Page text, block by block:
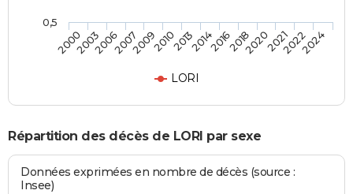
LORI
20002003200620072009201020132014201620182020202120222024
0,5
Répartition des décès de LORI par sexe
Données exprimées en nombre de décès (source :
Insee)